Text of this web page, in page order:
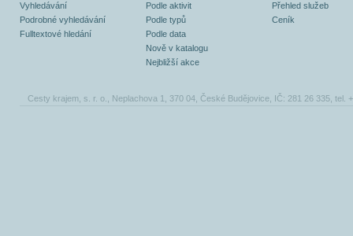
Vyhledávání
Podrobné vyhledávání
Fulltextové hledání
Podle aktivit
Podle typů
Podle data
Nově v katalogu
Nejbližší akce
Přehled služeb
Ceník
Cesty krajem, s. r. o., Neplachova 1, 370 04, České Budějovice, IČ: 281 26 335, tel.